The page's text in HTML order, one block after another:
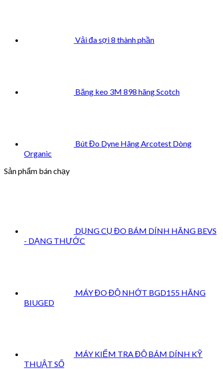
Vải đa sợi 8 thành phần
Băng keo 3M 898 hãng Scotch
Bút Đo Dyne Hãng Arcotest Dòng
Organic
Sản phẩm bán chạy
DỤNG CỤ ĐO BÁM DÍNH HÃNG BEVS
- DẠNG THƯỚC
MÁY ĐO ĐỘ NHỚT BGD155 HÃNG
BIUGED
MÁY KIỂM TRA ĐỘ BÁM DÍNH KỸ
THUẬT SỐ